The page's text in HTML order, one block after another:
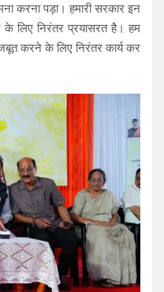
करना पड़ा। हमारी सरकार इन
लिए निरंतर प्रयासरत है। हम
करने के लिए निरंतर कार्य कर